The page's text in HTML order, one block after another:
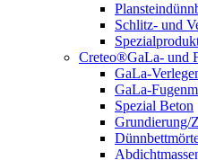
Schlitz- und
Creteo®GaLa- und
GaLa-
GaLa-
Spezial Beton
Grundierung/